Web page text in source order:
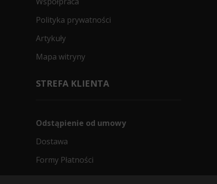
Polityka prywatności
Artykuły
Mapa witryny
STREFA KLIENTA
Odstąpienie od umowy
Dostawa
Formy Płatności